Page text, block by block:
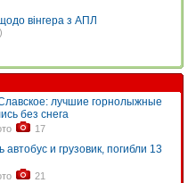
вінгера з АПЛ
)
лучшие горнолыжные
без снега
17
автобус и грузовик, погибли 13
21